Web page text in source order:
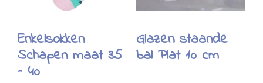
Enkelsokken
Schapen maat 35
– 40
Glazen staande
bal Plat 10 cm